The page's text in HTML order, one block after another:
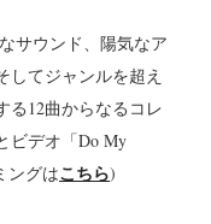
サウンド、陽気なア
してジャンルを超え
る12曲からなるコレ
ビデオ「Do My
ングはこちら)